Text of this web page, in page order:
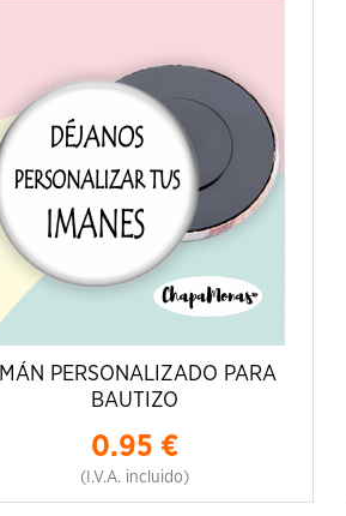
IMÁN PERSONALIZADO PARA
BAUTIZO
0.95 €
(I.V.A. incluido)